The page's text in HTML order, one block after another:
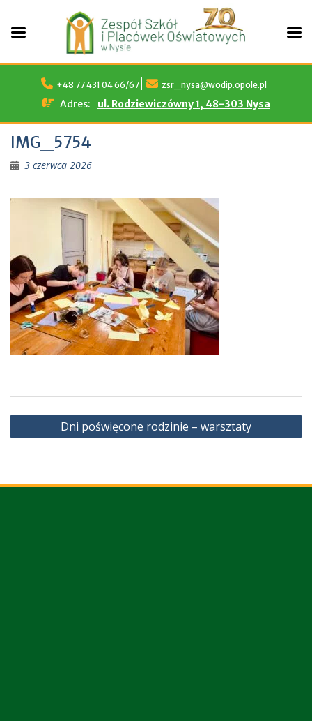
Skip
+48 77 431 04 66/67 zsr_nysa@wodip.opole.pl
Adres: ul. Rodziewiczówny 1, 48-303 Nysa
IMG_5754
3 czerwca 2026
Nawigacja
wpisu
Dni poświęcone rodzinie – warsztaty